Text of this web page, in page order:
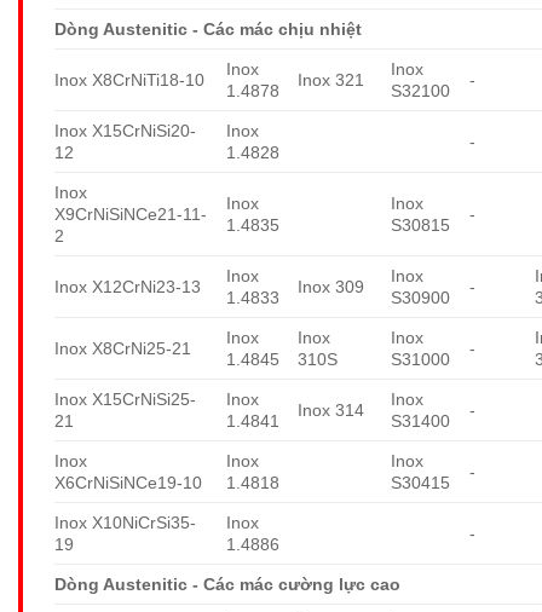
Dòng Austenitic - Các mác chịu nhiệt
Inox X8CrNiTi18-10
Inox
1.4878
Inox 321
Inox
S32100
-
Inox X15CrNiSi20-
12
Inox
1.4828
-
Inox
X9CrNiSiNCe21-11-
2
Inox
1.4835
Inox
S30815
-
Inox X12CrNi23-13
Inox
1.4833
Inox 309
Inox
S30900
-
Inox X8CrNi25-21
Inox
1.4845
Inox
310S
Inox
S31000
-
Inox X15CrNiSi25-
21
Inox
1.4841
Inox 314
Inox
S31400
-
Inox
X6CrNiSiNCe19-10
Inox
1.4818
Inox
S30415
-
Inox X10NiCrSi35-
19
Inox
1.4886
-
Dòng Austenitic - Các mác cường lực cao